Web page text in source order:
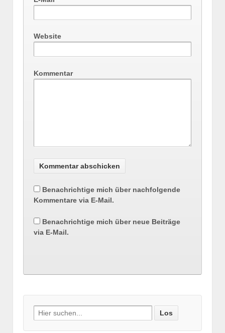
Website
Kommentar
Benachrichtige mich über nachfolgende
Kommentare via E-Mail.
Benachrichtige mich über neue Beiträge
via E-Mail.
Suche nach: